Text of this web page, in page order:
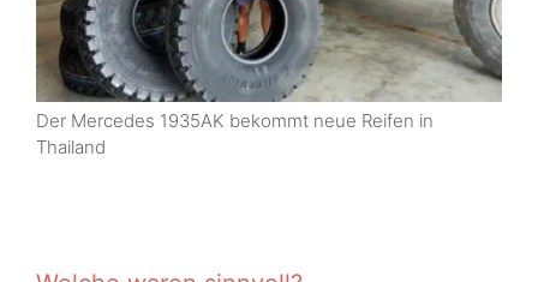
Der Mercedes 1935AK bekommt neue Reifen in
Thailand